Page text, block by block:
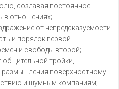
создавая постоянное
в отношениях;
от непредсказуемости
и порядок первой
и свободы второй;
общительной тройки,
размышления поверхностному
и шумным компаниям;